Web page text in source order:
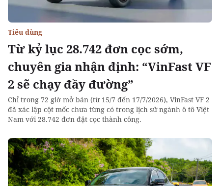
Từ kỷ lục 28.742 đơn cọc sớm,
chuyên gia nhận định: “VinFast VF
2 sẽ chạy đầy đường”
Tiêu dùng
Chỉ trong 72 giờ mở bán (từ 15/7 đến 17/7/2026), VinFast VF 2
đã xác lập cột mốc chưa từng có trong lịch sử ngành ô tô Việt
Nam với 28.742 đơn đặt cọc thành công.